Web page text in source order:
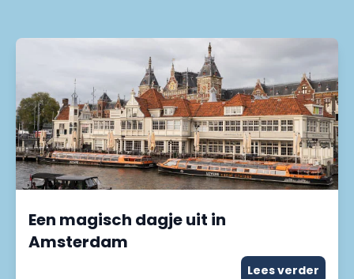
Een magisch dagje uit in
Amsterdam
Lees verder